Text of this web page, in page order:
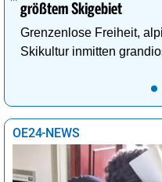
größtem Skigebiet
Grenzenlose Freiheit,
Skikultur inmitten
OE24-NEWS